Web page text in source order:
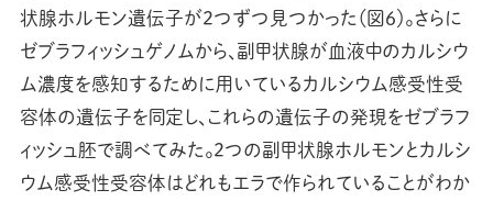
状腺ホルモン遺伝子が2つずつ見つかった（図6）。さらに
ゼブラフィッシュゲノムから、副甲状腺が血液中のカルシウ
ム濃度を感知するために用いているカルシウム感受性受
容体の遺伝子を同定し、これらの遺伝子の発現をゼブラフ
ィッシュ胚で調べてみた。2つの副甲状腺ホルモンとカルシ
ウム感受性受容体はどれもエラで作られていることがわか